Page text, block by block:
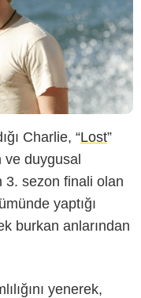
Charlie, “Lost”
ve duygusal
3. sezon finali olan
yaptığı
burkan anlarından
yenerek,